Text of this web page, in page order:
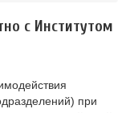
с Институтом
при